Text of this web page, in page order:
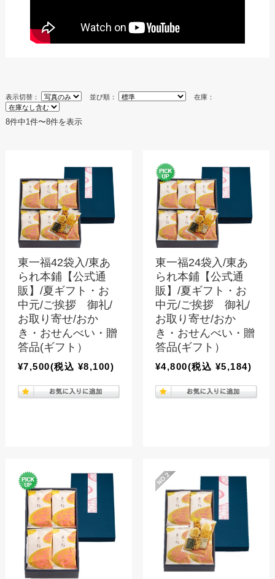
表示切替： 並び順： 在庫：
8件中1件〜8件を表示
東一福42袋入/東あ
られ本鋪【公式通
販】/夏ギフト・お
中元/ご挨拶 御礼/
お取り寄せ/おか
き・おせんべい・贈
答品(ギフト）
¥7,500(税込 ¥8,100)
東一福24袋入/東あ
られ本鋪【公式通
販】/夏ギフト・お
中元/ご挨拶 御礼/
お取り寄せ/おか
き・おせんべい・贈
答品(ギフト）
¥4,800(税込 ¥5,184)